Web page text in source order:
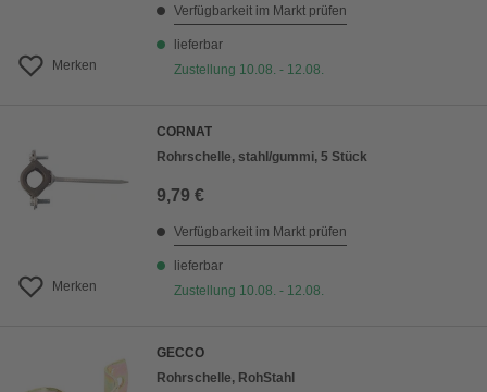
Merken
Verfügbarkeit im Markt prüfen
lieferbar
Zustellung 10.08. - 12.08.
Merken
CORNAT
Rohrschelle, stahl/gummi, 5 Stück
9,79 €
Verfügbarkeit im Markt prüfen
lieferbar
Zustellung 10.08. - 12.08.
GECCO
Rohrschelle, RohStahl